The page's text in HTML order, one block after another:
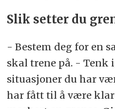
Slik setter du
- Bestem deg for en
skal trene på. - Tenk
situasjoner du har
har fått til å være